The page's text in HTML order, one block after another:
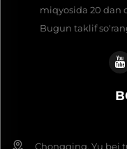
miqyosida 20 dan
Bugun taklif
Chongqing, Yu bei